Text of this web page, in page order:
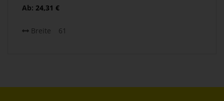
Ab: 24,31 €
Breite 61